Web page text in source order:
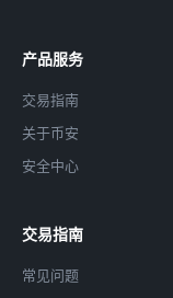
产品服务
交易指南
关于币安
安全中心
交易指南
常见问题